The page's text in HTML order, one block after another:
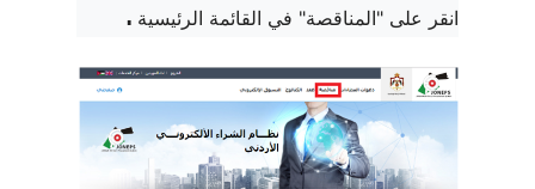
انقر على "المناقصة" في القائمة الرئيسية .